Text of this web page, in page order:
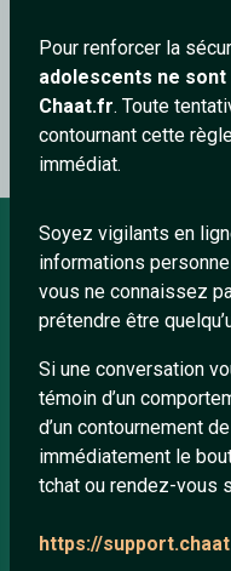
Pour renforcer la
adolescents ne
Chaat.fr. Toute
contournant cette
immédiat.
Soyez vigilants en
informations
vous ne connaissez
prétendre être
Si une conversation
témoin d’un
d’un contournement
immédiatement le
tchat ou rendez-vous
https://
À PROPOS
Conditions générales
À propos
Mentions légales
LIENS UTILES
Protection mineurs